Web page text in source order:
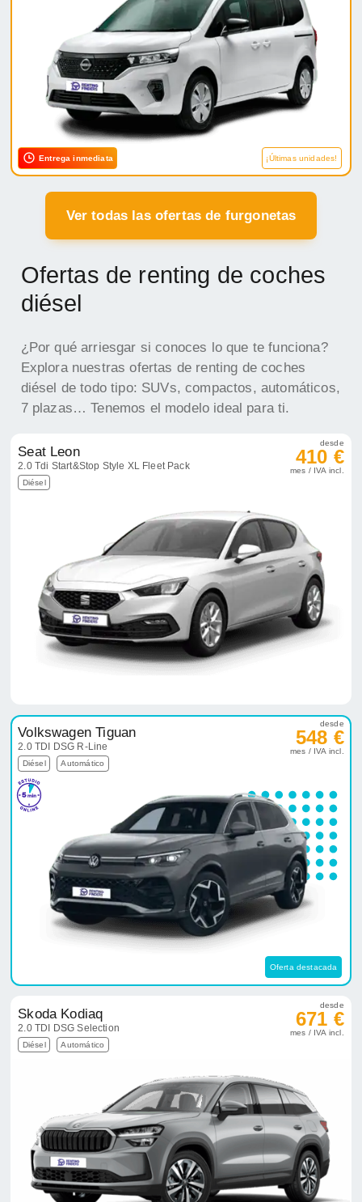
Entrega inmediata ¡Últimas unidades!
Ver todas las ofertas de furgonetas
Ofertas de renting de coches
diésel
¿Por qué arriesgar si conoces lo que te funciona?
Explora nuestras ofertas de renting de coches
diésel de todo tipo: SUVs, compactos, automáticos,
7 plazas… Tenemos el modelo ideal para ti.
Seat Leon
2.0 Tdi Start&Stop Style XL Fleet Pack
Diésel
desde
410 €
mes / IVA incl.
Volkswagen Tiguan
2.0 TDI DSG R-Line
Diésel Automático
desde
548 €
mes / IVA incl.
Oferta destacada
Skoda Kodiaq
2.0 TDI DSG Selection
Diésel Automático
desde
671 €
mes / IVA incl.